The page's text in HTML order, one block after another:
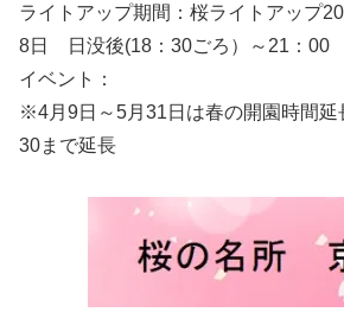
ライトアップ期間：桜ライトアップ
8日 日没後(18：30ごろ）～21：00
イベント：
※4月9日～5月31日は春の開園時間延
30まで延長